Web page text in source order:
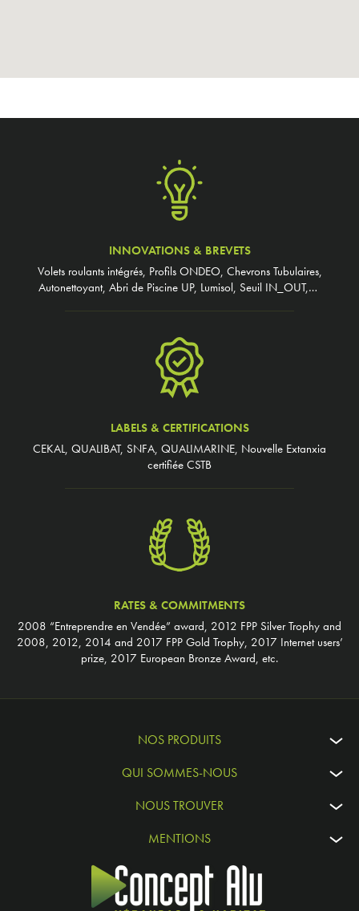
INNOVATIONS & BREVETS
Volets roulants intégrés, Profils ONDEO, Chevrons Tubulaires,
Autonettoyant, Abri de Piscine UP, Lumisol, Seuil IN_OUT,…
LABELS & CERTIFICATIONS
CEKAL, QUALIBAT, SNFA, QUALIMARINE, Nouvelle Extanxia
certifiée CSTB
RATES & COMMITMENTS
2008 “Entreprendre en Vendée” award, 2012 FPP Silver Trophy and
2008, 2012, 2014 and 2017 FPP Gold Trophy, 2017 Internet users’
prize, 2017 European Bronze Award, etc.
NOS PRODUITS
QUI SOMMES-NOUS
NOUS TROUVER
MENTIONS